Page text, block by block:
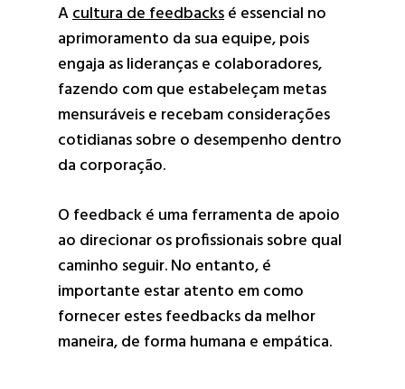
Acultura de feedbacksé essencial no
aprimoramento da sua equipe, pois
engaja as lideranças e colaboradores,
fazendo com que estabeleçam metas
mensuráveis e recebam considerações
cotidianas sobre o desempenho dentro
da corporação.
O feedback é uma ferramenta de apoio
ao direcionar os profissionais sobre qual
caminho seguir. No entanto, é
importante estar atento em como
fornecer estes feedbacks da melhor
maneira, de forma humana e empática.